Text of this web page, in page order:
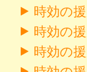
時効の
時効の
時効の